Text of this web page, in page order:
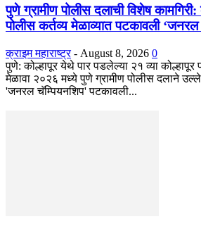
पुणे ग्रामीण पोलीस दलाची विशेष कामगिरी:
पोलीस कर्तव्य मेळाव्यात पटकावली ‘जनरल
क्राइम महाराष्ट्र - August 8, 2026 0
पुणे: कोल्हापूर येथे पार पडलेल्या २१ व्या कोल्हापूर
मेळावा २०२६ मध्ये पुणे ग्रामीण पोलीस दलाने
'जनरल चॅम्पियनशिप' पटकावली...